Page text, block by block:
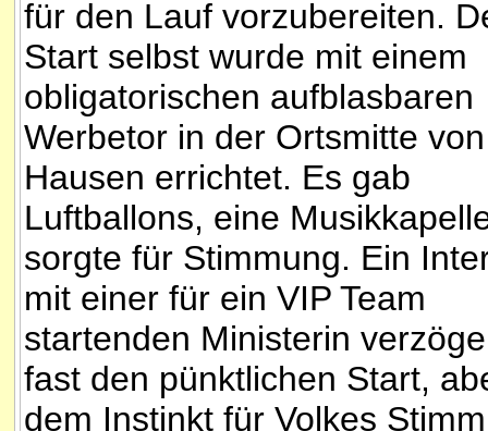
für den Lauf vorzubereiten.
Start selbst wurde mit einem
obligatorischen aufblasbaren
Werbetor in der Ortsmitte von
Hausen errichtet. Es gab
Luftballons, eine
sorgte für Stimmung. Ein
mit einer für ein VIP Team
startenden Ministerin
fast den pünktlichen Start,
dem Instinkt für Volkes